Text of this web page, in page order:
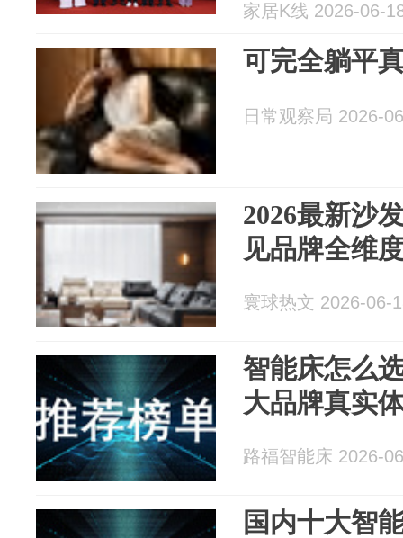
家居K线 2026-06-
可完全躺平
日常观察局 2026-
2026最新沙
见品牌全维
寰球热文 2026-06-
智能床怎么
大品牌真实
路福智能床 2026-
国内十大智